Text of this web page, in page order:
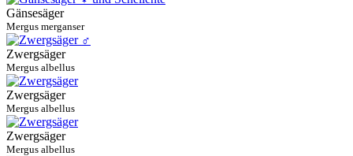
Gänsesäger
Mergus merganser
Zwergsäger
Mergus albellus
Zwergsäger
Mergus albellus
Zwergsäger
Mergus albellus